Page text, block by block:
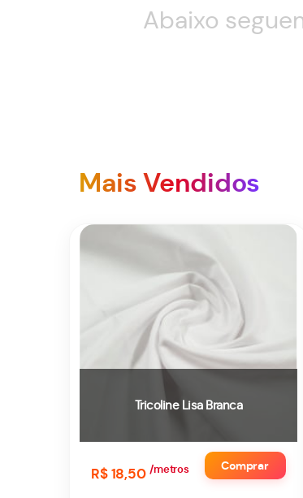
Abaixo
Mais Vendidos
Tricoline Lisa Branca
R$ 18,50 /metros Comprar